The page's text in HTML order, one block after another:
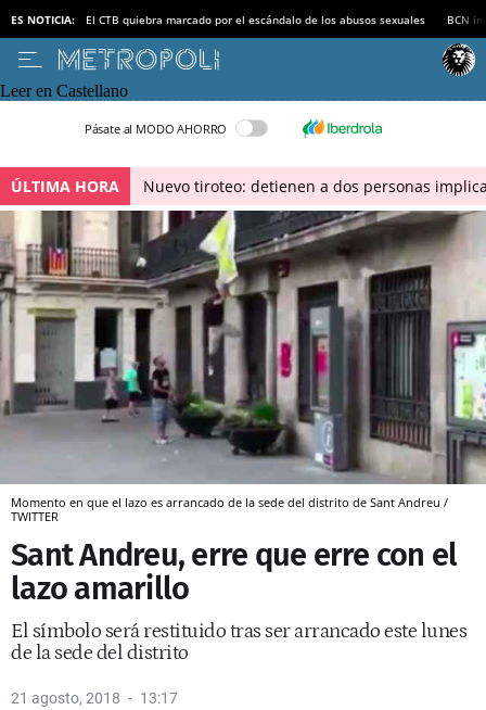
ES NOTICIA: El CTB quiebra marcado por el escándalo de los abusos sexuales BCN
Leer en Castellano
Pásate al MODO AHORRO
ÚLTIMA HORA Nuevo tiroteo: detienen a dos personas
Momento en que el lazo es arrancado de la sede del distrito de Sant Andreu /
TWITTER
Sant Andreu, erre que erre con el
lazo amarillo
El símbolo será restituido tras ser arrancado este lunes
de la sede del distrito
21 agosto, 2018 13:17